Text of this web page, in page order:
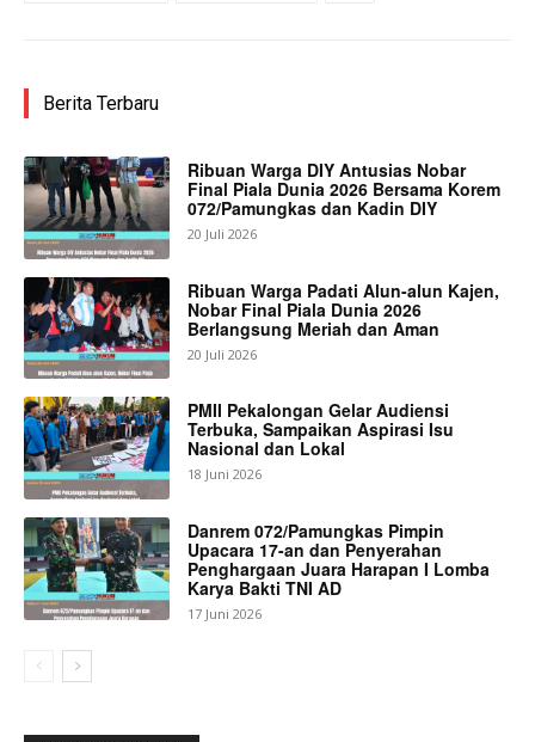
Berita Terbaru
Ribuan Warga DIY Antusias Nobar
Final Piala Dunia 2026 Bersama Korem
072/Pamungkas dan Kadin DIY
20 Juli 2026
Ribuan Warga Padati Alun-alun Kajen,
Nobar Final Piala Dunia 2026
Berlangsung Meriah dan Aman
20 Juli 2026
PMII Pekalongan Gelar Audiensi
Terbuka, Sampaikan Aspirasi Isu
Nasional dan Lokal
18 Juni 2026
Danrem 072/Pamungkas Pimpin
Upacara 17-an dan Penyerahan
Penghargaan Juara Harapan I Lomba
Karya Bakti TNI AD
17 Juni 2026